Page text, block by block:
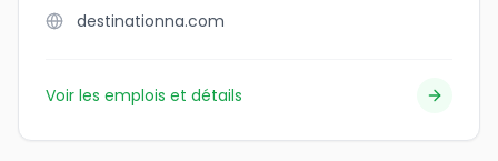
destinationna.com
Voir les emplois et détails